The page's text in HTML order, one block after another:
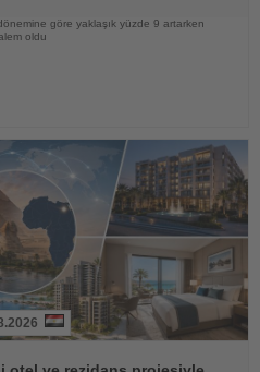
göre yaklaşık yüzde 9 artarken
oldu